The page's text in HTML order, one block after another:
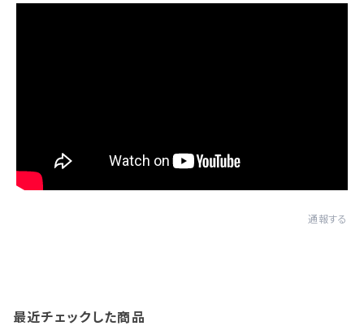
通報する
最近チェックした商品